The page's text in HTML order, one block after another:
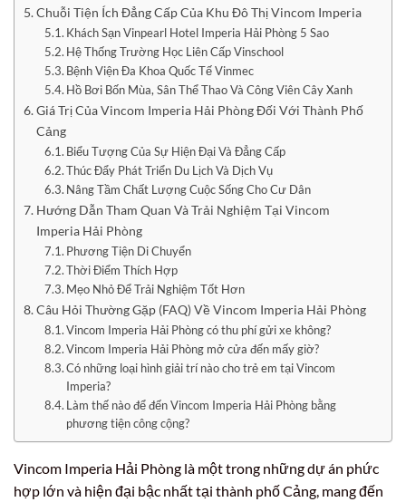
Chuỗi Tiện Ích Đẳng Cấp Của Khu Đô Thị Vincom Imperia
Khách Sạn Vinpearl Hotel Imperia Hải Phòng 5 Sao
Hệ Thống Trường Học Liên Cấp Vinschool
Bệnh Viện Đa Khoa Quốc Tế Vinmec
Hồ Bơi Bốn Mùa, Sân Thể Thao Và Công Viên Cây Xanh
Giá Trị Của Vincom Imperia Hải Phòng Đối Với Thành Phố
Cảng
Biểu Tượng Của Sự Hiện Đại Và Đẳng Cấp
Thúc Đẩy Phát Triển Du Lịch Và Dịch Vụ
Nâng Tầm Chất Lượng Cuộc Sống Cho Cư Dân
Hướng Dẫn Tham Quan Và Trải Nghiệm Tại Vincom
Imperia Hải Phòng
Phương Tiện Di Chuyển
Thời Điểm Thích Hợp
Mẹo Nhỏ Để Trải Nghiệm Tốt Hơn
Câu Hỏi Thường Gặp (FAQ) Về Vincom Imperia Hải Phòng
Vincom Imperia Hải Phòng có thu phí gửi xe không?
Vincom Imperia Hải Phòng mở cửa đến mấy giờ?
Có những loại hình giải trí nào cho trẻ em tại Vincom
Imperia?
Làm thế nào để đến Vincom Imperia Hải Phòng bằng
phương tiện công cộng?
Vincom Imperia Hải Phòng là một trong những dự án phức
hợp lớn và hiện đại bậc nhất tại thành phố Cảng, mang đến